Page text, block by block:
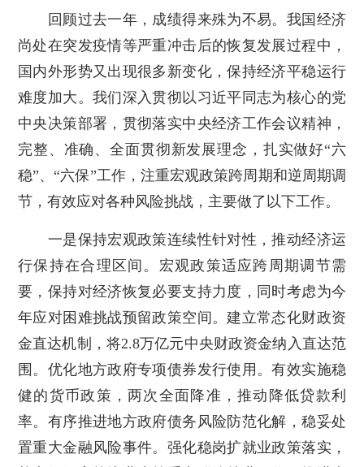
回顾过去一年，成绩得来殊为不易。我国经济
尚处在突发疫情等严重冲击后的恢复发展过程中，
国内外形势又出现很多新变化，保持经济平稳运行
难度加大。我们深入贯彻以习近平同志为核心的党
中央决策部署，贯彻落实中央经济工作会议精神，
完整、准确、全面贯彻新发展理念，扎实做好“六
稳”、“六保”工作，注重宏观政策跨周期和逆周期调
节，有效应对各种风险挑战，主要做了以下工作。
一是保持宏观政策连续性针对性，推动经济运
行保持在合理区间。宏观政策适应跨周期调节需
要，保持对经济恢复必要支持力度，同时考虑为今
年应对困难挑战预留政策空间。建立常态化财政资
金直达机制，将2.8万亿元中央财政资金纳入直达范
围。优化地方政府专项债券发行使用。有效实施稳
健的货币政策，两次全面降准，推动降低贷款利
率。有序推进地方政府债务风险防范化解，稳妥处
置重大金融风险事件。强化稳岗扩就业政策落实，